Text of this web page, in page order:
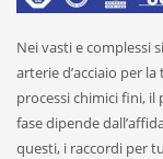
Nei vasti e complessi
arterie d’acciaio per
processi chimici fini,
fase dipende
questi, i raccordi per